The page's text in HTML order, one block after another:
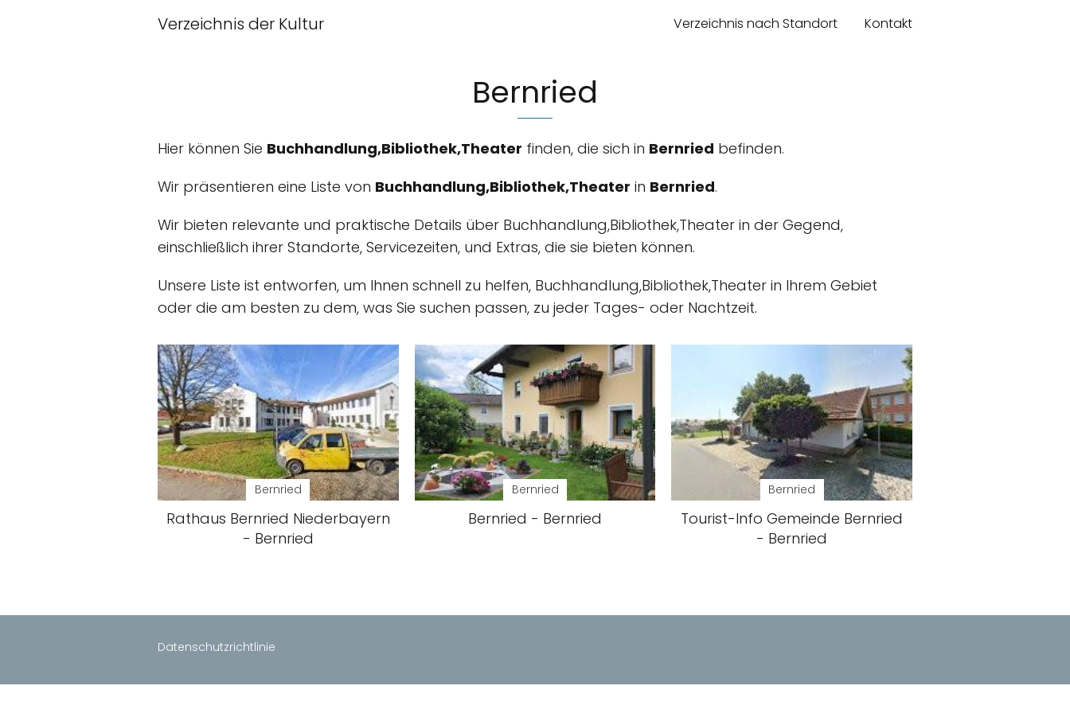
Verzeichnis der Kultur Verzeichnis nach Standort Kontakt
Bernried
Hier können Sie Buchhandlung,Bibliothek,Theater finden, die sich in Bernried befinden.
Wir präsentieren eine Liste von Buchhandlung,Bibliothek,Theater in Bernried.
Wir bieten relevante und praktische Details über Buchhandlung,Bibliothek,Theater in der Gegend,
einschließlich ihrer Standorte, Servicezeiten, und Extras, die sie bieten können.
Unsere Liste ist entworfen, um Ihnen schnell zu helfen, Buchhandlung,Bibliothek,Theater in Ihrem Gebiet
oder die am besten zu dem, was Sie suchen passen, zu jeder Tages- oder Nachtzeit.
Bernried
Rathaus Bernried Niederbayern
- Bernried
Bernried
Bernried - Bernried
Bernried
Tourist-Info Gemeinde Bernried
- Bernried
Datenschutzrichtlinie